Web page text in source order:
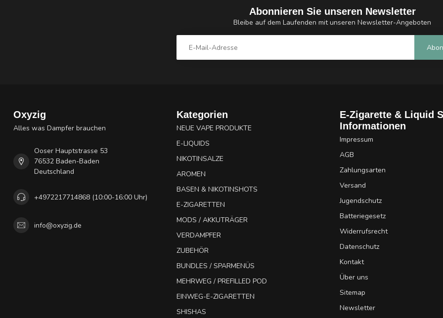
Abonnieren Sie unseren Newsletter
Bleibe auf dem Laufenden mit unseren Newsletter-Angeboten
Oxyzig
Alles was Dampfer brauchen
Ooser Hauptstrasse 53
76532 Baden-Baden
Deutschland
+4972217714868 (10:00-16:00 Uhr)
info@oxyzig.de
Kategorien
NEUE VAPE PRODUKTE
E-LIQUIDS
NIKOTINSALZE
AROMEN
BASEN & NIKOTINSHOTS
E-ZIGARETTEN
MODS / AKKUTRÄGER
VERDAMPFER
ZUBEHÖR
BUNDLES / SPARMENÜS
MEHRWEG / PREFILLED POD
EINWEG-E-ZIGARETTEN
SHISHAS
E-Zigarette & Liquid
Informationen
Impressum
AGB
Zahlungsarten
Versand
Jugendschutz
Batteriegesetz
Widerrufsrecht
Datenschutz
Kontakt
Über uns
Sitemap
Newsletter